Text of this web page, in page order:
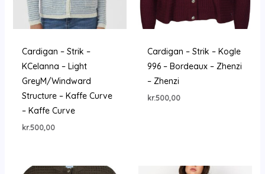
Cardigan – Strik –
KCelanna – Light
GreyM/Windward
Structure – Kaffe Curve
– Kaffe Curve
kr.500,00
Cardigan – Strik – Kogle
996 – Bordeaux – Zhenzi
– Zhenzi
kr.500,00